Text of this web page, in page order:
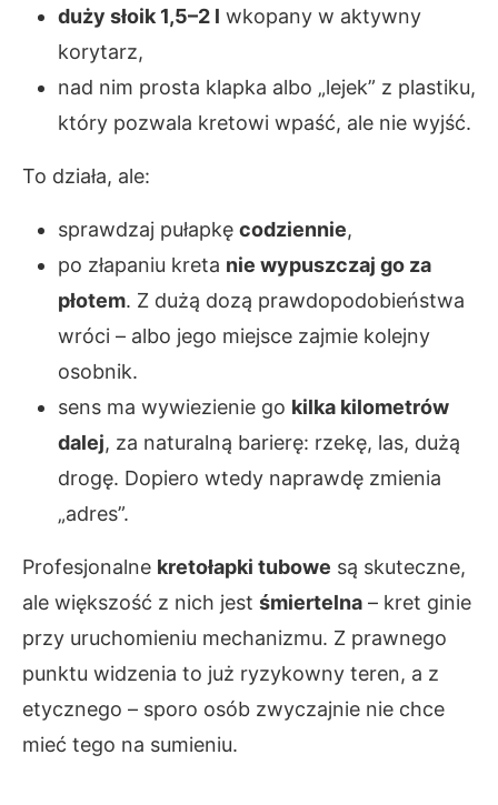
duży słoik 1,5–2 l wkopany w aktywny
korytarz,
nad nim prosta klapka albo „lejek” z plastiku,
który pozwala kretowi wpaść, ale nie wyjść.
To działa, ale:
sprawdzaj pułapkę codziennie,
po złapaniu kreta nie wypuszczaj go za
płotem. Z dużą dozą prawdopodobieństwa
wróci – albo jego miejsce zajmie kolejny
osobnik.
sens ma wywiezienie go kilka kilometrów
dalej, za naturalną barierę: rzekę, las, dużą
drogę. Dopiero wtedy naprawdę zmienia
„adres”.
Profesjonalne kretołapki tubowe są skuteczne,
ale większość z nich jest śmiertelna – kret ginie
przy uruchomieniu mechanizmu. Z prawnego
punktu widzenia to już ryzykowny teren, a z
etycznego – sporo osób zwyczajnie nie chce
mieć tego na sumieniu.